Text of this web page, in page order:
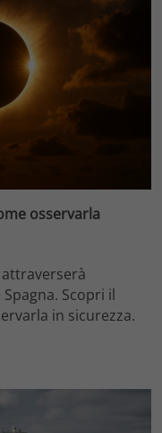
osservarla
attraverserà
Scopri il
in sicurezza.